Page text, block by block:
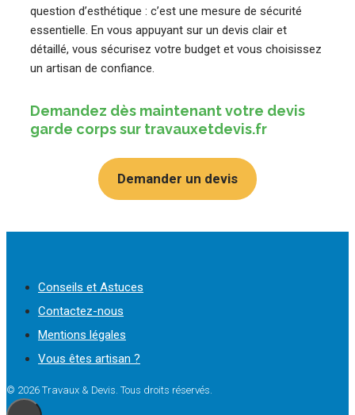
question d’esthétique : c’est une mesure de sécurité
essentielle. En vous appuyant sur un devis clair et
détaillé, vous sécurisez votre budget et vous choisissez
un artisan de confiance.
Demandez dès maintenant votre devis
garde corps sur travauxetdevis.fr
Demander un devis
Conseils et Astuces
Contactez-nous
Mentions légales
Vous êtes artisan ?
© 2026 Travaux & Devis. Tous droits réservés.